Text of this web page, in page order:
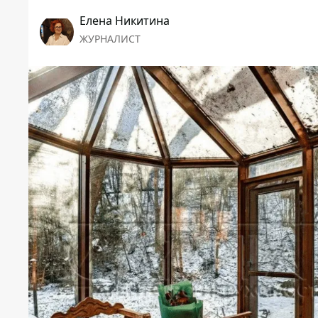
Елена Никитина
ЖУРНАЛИСТ